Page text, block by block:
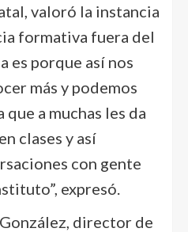
valoró la instancia
formativa fuera del
es porque así nos
más y podemos
a muchas les da
clases y así
con gente
expresó.
director de